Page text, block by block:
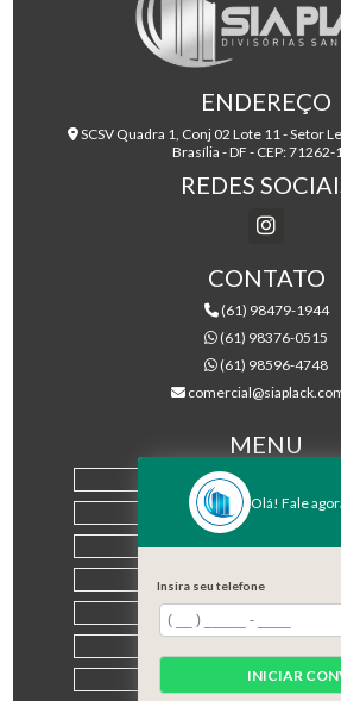
ENDEREÇO
SCSV Quadra 1, Conj 02 Lote 11 - Setor
Brasília - DF - CEP: 71262-
REDES
CONTATO
(61) 98479-1944
(61) 98376-0515
(61) 98596-4748
MENU
EMPRESA
PRODUTOS
MAPA DO SITE
Olá! Fale
Insira seu telefone
INICIAR